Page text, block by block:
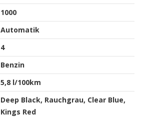
1000
Automatik
4
Benzin
5,8 l/100km
Deep Black, Rauchgrau, Clear Blue,
Kings Red